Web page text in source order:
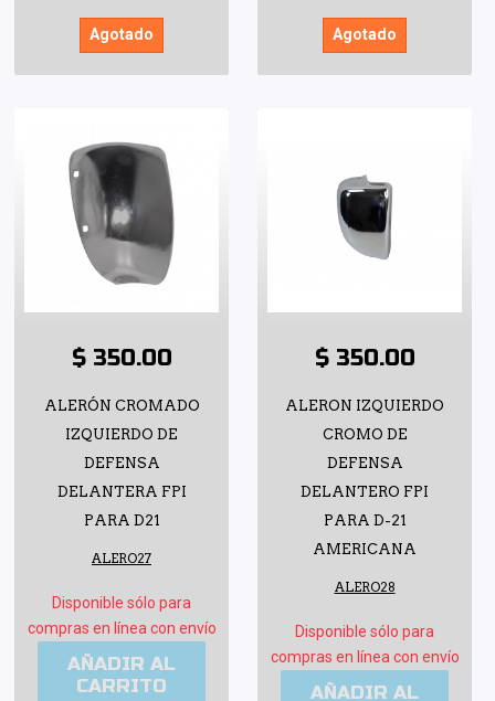
Agotado Agotado
$ 350.00
ALERÓN CROMADO
IZQUIERDO DE
DEFENSA
DELANTERA FPI
PARA D21
ALERO27
Disponible sólo para
compras en línea con envío
AÑADIR AL
CARRITO
$ 350.00
ALERON IZQUIERDO
CROMO DE
DEFENSA
DELANTERO FPI
PARA D-21
AMERICANA
ALERO28
Disponible sólo para
compras en línea con envío
AÑADIR AL